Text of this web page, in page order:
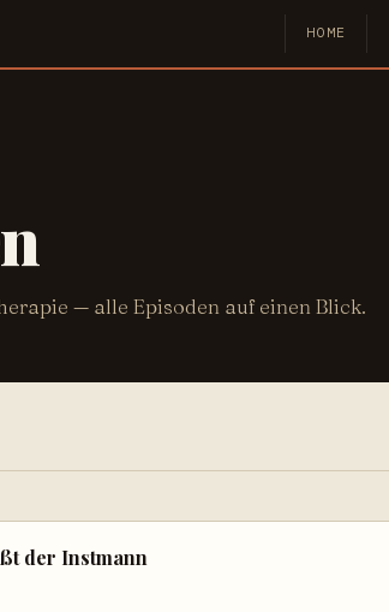
HOME
— alle Episoden auf einen Blick.
der Instmann